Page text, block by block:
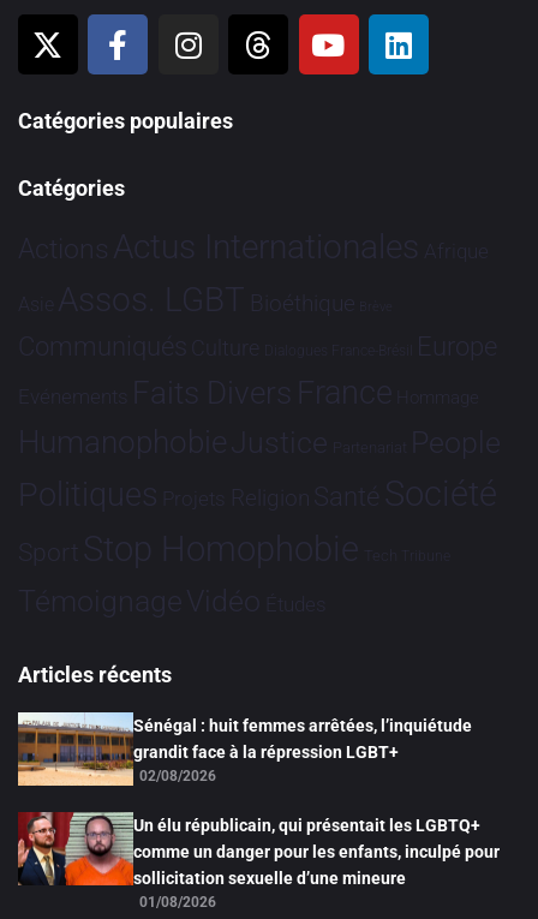
Catégories populaires
Catégories
Actions Actus Internationales Afrique
Asie Assos. LGBT Bioéthique Brève
Communiqués Culture Dialogues France-Brésil Europe
Evénements Faits Divers France Hommage
HumanophobieJustice Partenariat People
Politiques Projets Religion Santé Société
Sport Stop Homophobie Tech Tribune
TémoignageVidéo Études
Articles récents
Sénégal : huit femmes arrêtées, l’inquiétude
grandit face à la répression LGBT+
02/08/2026
Un élu républicain, qui présentait les LGBTQ+
comme un danger pour les enfants, inculpé pour
sollicitation sexuelle d’une mineure
01/08/2026